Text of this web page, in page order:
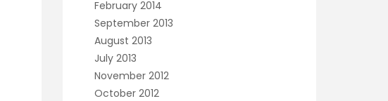
February 2014
September 2013
August 2013
July 2013
November 2012
October 2012